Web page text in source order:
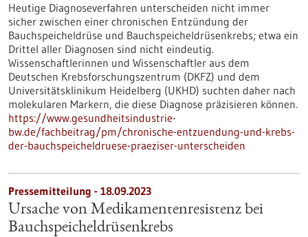
Heutige Diagnoseverfahren unterscheiden nicht immer
sicher zwischen einer chronischen Entzündung der
Bauchspeicheldrüse und Bauchspeicheldrüsenkrebs; etwa ein
Drittel aller Diagnosen sind nicht eindeutig.
Wissenschaftlerinnen und Wissenschaftler aus dem
Deutschen Krebsforschungszentrum (DKFZ) und dem
Universitätsklinikum Heidelberg (UKHD) suchten daher nach
molekularen Markern, die diese Diagnose präzisieren können.
https://www.gesundheitsindustrie-
bw.de/fachbeitrag/pm/chronische-entzuendung-und-krebs-
der-bauchspeicheldruese-praeziser-unterscheiden
Pressemitteilung - 18.09.2023
Ursache von Medikamentenresistenz bei
Bauchspeicheldrüsenkrebs